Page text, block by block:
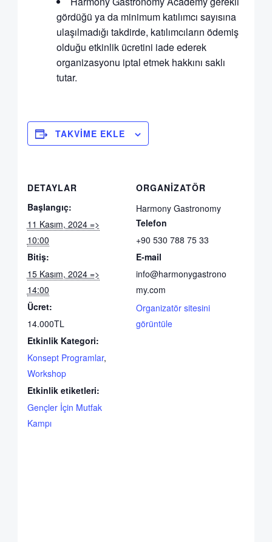
gördüğü ya da minimum katılımcı sayısına
ulaşılmadığı takdirde, katılımcıların ödemiş
olduğu etkinlik ücretini iade ederek
organizasyonu iptal etmek hakkını saklı
tutar.
TAKVIME EKLE
DETAYLAR
Başlangıç:
11 Kasım, 2024 =>
10:00
Bitiş:
15 Kasım, 2024 =>
14:00
Ücret:
14.000TL
Etkinlik Kategori:
Konsept Programlar,
Workshop
Etkinlik etiketleri:
Gençler İçin Mutfak
Kampı
ORGANIZATÖR
Harmony Gastronomy
Telefon
+90 530 788 75 33
E-mail
info@harmonygastrono
my.com
Organizatör sitesini
görüntüle